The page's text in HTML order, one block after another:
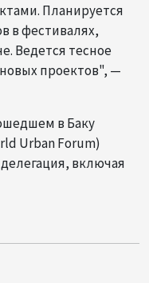
Планируется
в фестивалях,
Ведется тесное
проектов", —
в Баку
Urban Forum)
включая